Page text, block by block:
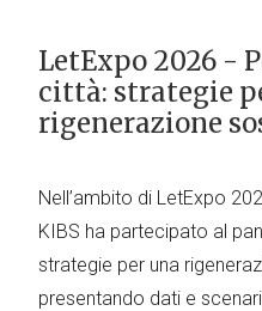
LetExpo 2026 -
città: strategie
rigenerazione
Nell’ambito di LetExpo
KIBS ha partecipato al
strategie per una
presentando dati e